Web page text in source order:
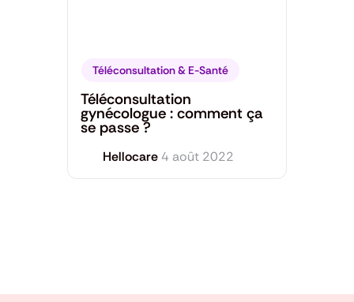
Téléconsultation & E-Santé
Téléconsultation
gynécologue : comment ça
se passe ?
Hellocare 4 août 2022